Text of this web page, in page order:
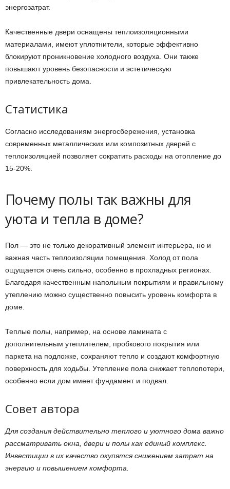
энергозатрат.
Качественные двери оснащены теплоизоляционными
материалами, имеют уплотнители, которые эффективно
блокируют проникновение холодного воздуха. Они также
повышают уровень безопасности и эстетическую
привлекательность дома.
Статистика
Согласно исследованиям энергосбережения, установка
современных металлических или композитных дверей с
теплоизоляцией позволяет сократить расходы на отопление до
15-20%.
Почему полы так важны для
уюта и тепла в доме?
Пол — это не только декоративный элемент интерьера, но и
важная часть теплоизоляции помещения. Холод от пола
ощущается очень сильно, особенно в прохладных регионах.
Благодаря качественным напольным покрытиям и правильному
утеплению можно существенно повысить уровень комфорта в
доме.
Теплые полы, например, на основе ламината с
дополнительным утеплителем, пробкового покрытия или
паркета на подложке, сохраняют тепло и создают комфортную
поверхность для ходьбы. Утепление пола снижает теплопотери,
особенно если дом имеет фундамент и подвал.
Совет автора
Для создания действительно теплого и уютного дома важно
рассматривать окна, двери и полы как единый комплекс.
Инвестиции в их качество окупятся снижением затрат на
энергию и повышением комфорта.